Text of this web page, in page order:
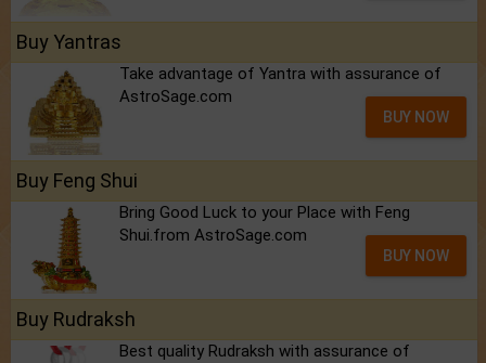
Buy Yantras
Take advantage of Yantra with assurance of
AstroSage.com
BUY NOW
Buy Feng Shui
Bring Good Luck to your Place with Feng
Shui.from AstroSage.com
BUY NOW
Buy Rudraksh
Best quality Rudraksh with assurance of